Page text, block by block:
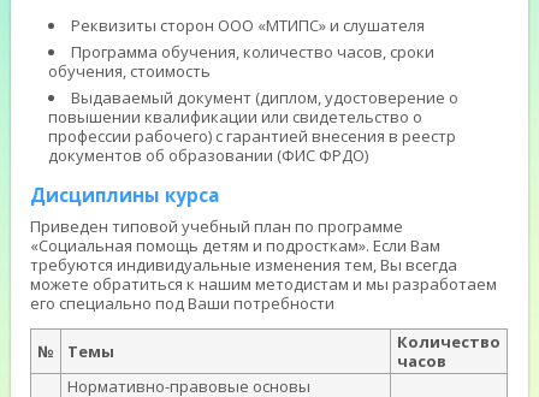
Реквизиты сторон ООО «МТИПС» и слушателя
Программа обучения, количество часов, сроки
обучения, стоимость
Выдаваемый документ (диплом, удостоверение о
повышении квалификации или свидетельство о
профессии рабочего) с гарантией внесения в реестр
документов об образовании (ФИС ФРДО)
Дисциплины курса
Приведен типовой учебный план по программе
«Социальная помощь детям и подросткам». Если Вам
требуются индивидуальные изменения тем, Вы всегда
можете обратиться к нашим методистам и мы разработаем
его специально под Ваши потребности
№ Темы
Количество
часов
Нормативно-правовые основы